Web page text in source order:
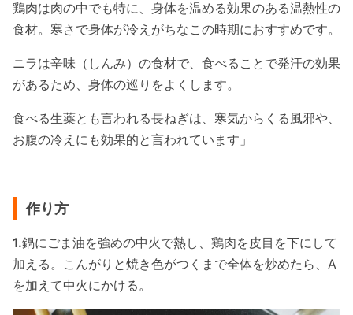
鶏肉は肉の中でも特に、身体を温める効果のある温熱性の
食材。寒さで身体が冷えがちなこの時期におすすめです。
ニラは辛味（しんみ）の食材で、食べることで発汗の効果
があるため、身体の巡りをよくします。
食べる生薬とも言われる長ねぎは、寒気からくる風邪や、
お腹の冷えにも効果的と言われています」
作り方
1.鍋にごま油を強めの中火で熱し、鶏肉を皮目を下にして
加える。こんがりと焼き色がつくまで全体を炒めたら、A
を加えて中火にかける。